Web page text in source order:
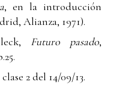
, en la introducción
Alianza, 1971).
Futuro pasado,
2 del 14/09/13.